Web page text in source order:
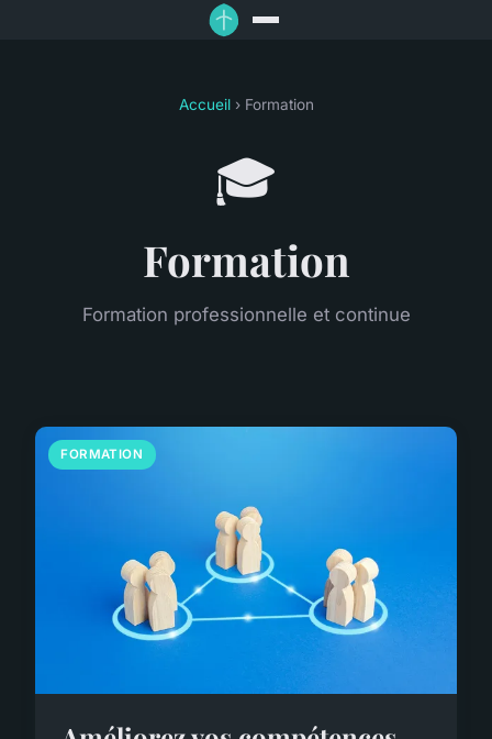
Accueil› Formation
🎓
Formation
Formation professionnelle et continue
FORMATION